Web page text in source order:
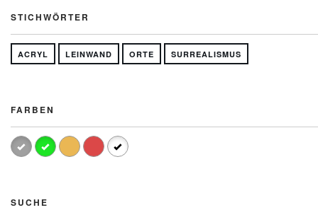
STICHWÖRTER
ACRYL LEINWAND ORTE SURREALISMUS
FARBEN
SUCHE